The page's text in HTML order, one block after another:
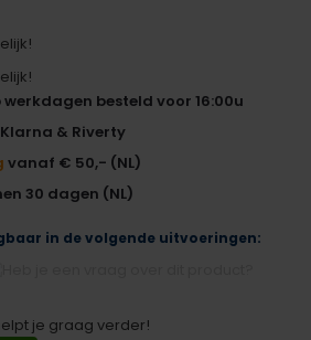
werkdagen besteld voor 16:00u
Klarna & Riverty
vanaf € 50,- (NL)
30 dagen (NL)
in de volgende uitvoeringen:
je graag verder!